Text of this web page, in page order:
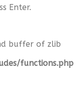
Enter.
buffer of zlib
functions.php